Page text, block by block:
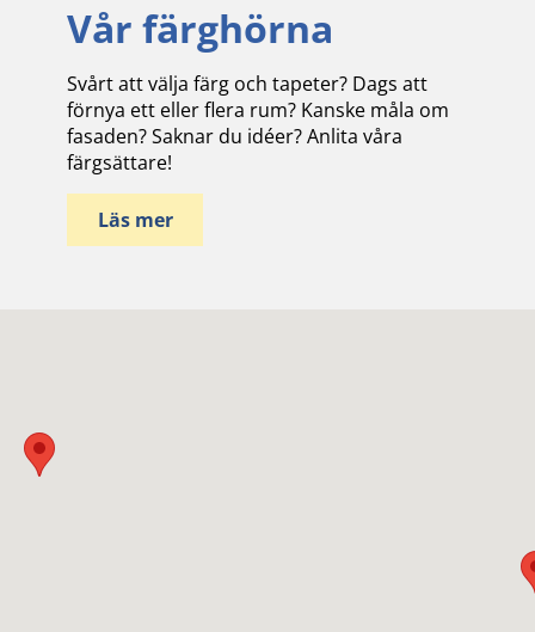
Vår färghörna
Svårt att välja färg och tapeter? Dags att
förnya ett eller flera rum? Kanske måla om
fasaden? Saknar du idéer? Anlita våra
färgsättare!
Läs mer